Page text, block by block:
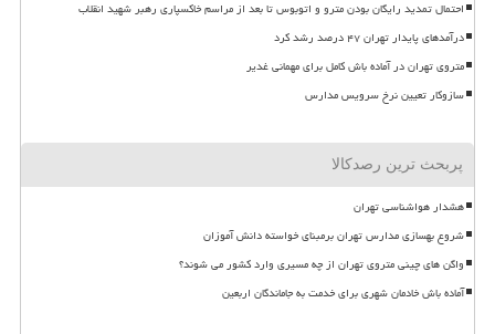
احتمال تمدید رایگان بودن مترو و اتوبوس تا بعد از مراسم خاکسپاری رهبر شهید انقلاب
درآمدهای پایدار تهران ۴۷ درصد رشد کرد
متروی تهران در آماده باش کامل برای مهمانی غدیر
سازوکار تعیین نرخ سرویس مدارس
پربحث ترین رصدکالا
هشدار هواشناسی تهران
شروع بهسازی مدارس تهران برمبنای خواسته دانش آموزان
واگن های چینی متروی تهران از چه مسیری وارد کشور می شوند؟
آماده باش خادمان شهری برای خدمت به جاماندگان اربعین